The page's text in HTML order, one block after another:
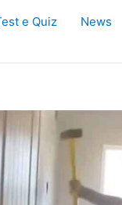
e Quiz News